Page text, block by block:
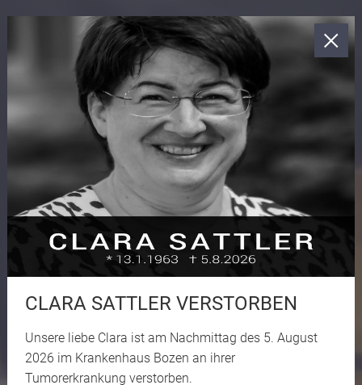
CLARA SATTLER VERSTORBEN
Unsere liebe Clara ist am Nachmittag des 5. August
2026 im Krankenhaus Bozen an ihrer
Tumorerkrankung verstorben.